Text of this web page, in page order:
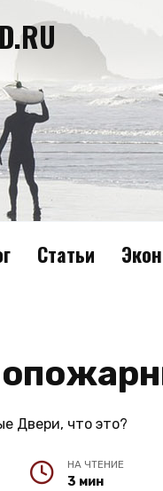
Статьи
НА ЧТЕНИЕ
3 мин